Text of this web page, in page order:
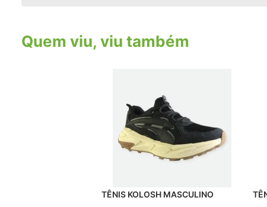
Quem viu, viu também
TÊNIS KOLOSH MASCULINO